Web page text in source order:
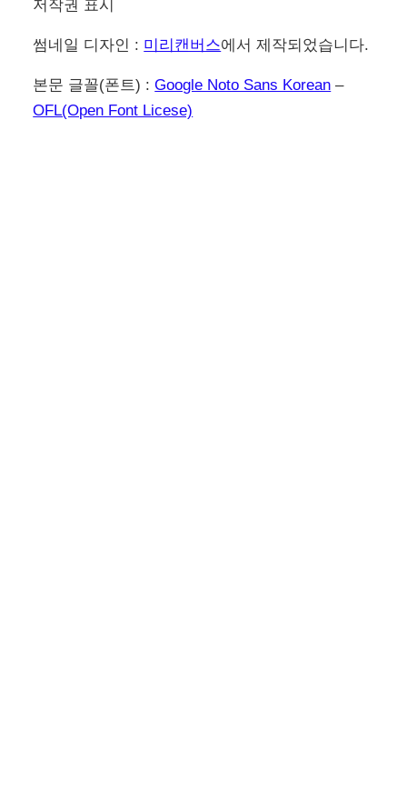
저작권 표시
썸네일 디자인 : 미리캔버스에서 제작되었습니다.
본문 글꼴(폰트) :Google Noto Sans Korean –
OFL(Open Font Licese)